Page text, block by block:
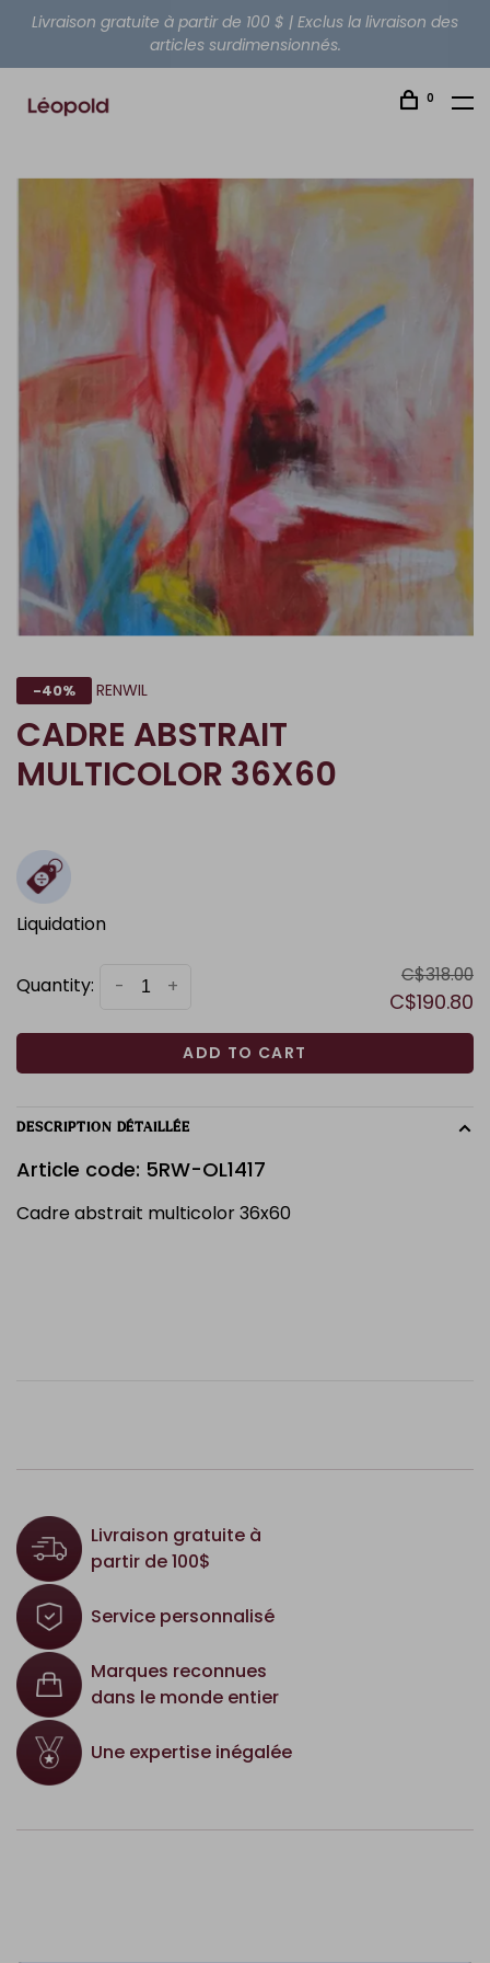
Livraison gratuite à partir de 100 $ | Exclus la livraison des
articles surdimensionnés.
0
-40% RENWIL
CADRE ABSTRAIT
MULTICOLOR 36X60
Liquidation
Quantity: +
- C$318.00
C$190.80
ADD TO CART
DESCRIPTION DÉTAILLÉE
Article code: 5RW-OL1417
Cadre abstrait multicolor 36x60
Livraison gratuite à
partir de 100$
Service personnalisé
Marques reconnues
dans le monde entier
Une expertise inégalée